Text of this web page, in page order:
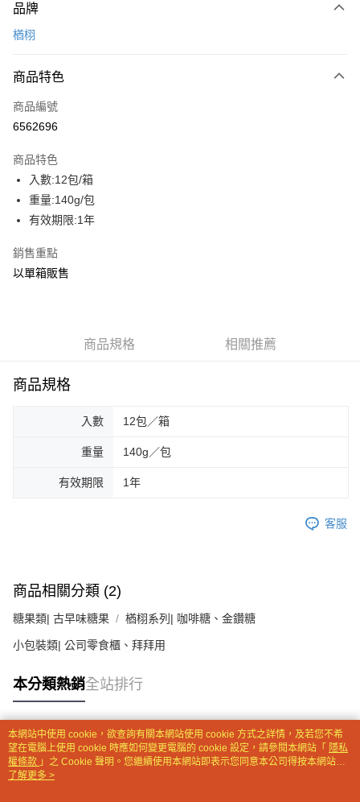
信用卡一次付款
Apple Pay
街口支付
相關說明
【關於「AFTEE先享後付」】
便利好安心！
１．簡單：不需註冊會員、不需綁卡、不需儲值。
３．安心：先確認商品／服務後，再付款。
【「AFTEE先享後付」結帳流程】
ATM／網路銀行／等多元方式進行付款，方視為交易完成。
購買商品的店家。未經商家同意取消之訂單仍視為有效，需透過AFTEE先享
後付繳納相關費用。
是否繳費成功／繳費後需取消欲退款等相關疑問，請聯繫「AFTEE先享後付
１．透過由恩沛科技股份有限公司提供之「AFTEE先享後付」服務完成之交
任。
４．使用「AFTEE先享後付」時，將依據個別帳號之用戶狀況，依本公司即
請求用戶進行身份認證。
５．嚴禁一人註冊多個帳號或使用他人資訊註冊。若發現惡意使用之情形，
恩沛科技股份有限公司將有權停止該用戶之使用額度並採取法律行動。
ATM付款
貨到付款
運送方式
一般配送
貨到付款
品牌
楢栩
商品特色
商品編號
6562696
商品特色
入數:12包/箱
重量:140g/包
有效期限:1年
銷售重點
以單箱販售
商品規格 相關推薦
商品規格
入數 12包／箱
重量 140g／包
有效期限 1年
客服
商品相關分類 (2)
糖果類| 古早味糖果 楢栩系列| 咖啡糖、金鑽糖
小包裝類| 公司零食櫃、拜拜用
本分類熱銷全站排行
熱門標籤
本網站中使用 cookie，欲查詢有關本網站使用 cookie 方式之詳情，及若您不希
望在電腦上使用 cookie 時應如何變更電腦的 cookie 設定，請參閱本網站「 隱私
權條款 」之 Cookie 聲明。您繼續使用本網站即表示您同意本公司得按本網站使
用條款之 Cookie 聲明使用 cookie。
了解更多 >